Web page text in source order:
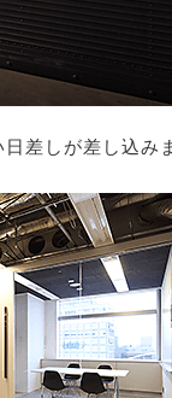
差しが差し込み